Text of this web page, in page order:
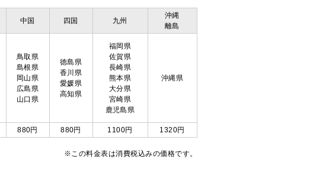
中国 四国 九州
沖縄
離島
鳥取県
島根県
岡山県
広島県
山口県
徳島県
香川県
愛媛県
高知県
福岡県
佐賀県
長崎県
熊本県
大分県
宮崎県
鹿児島県
沖縄県
880円 880円 1100円 1320円
※この料金表は消費税込みの価格です。